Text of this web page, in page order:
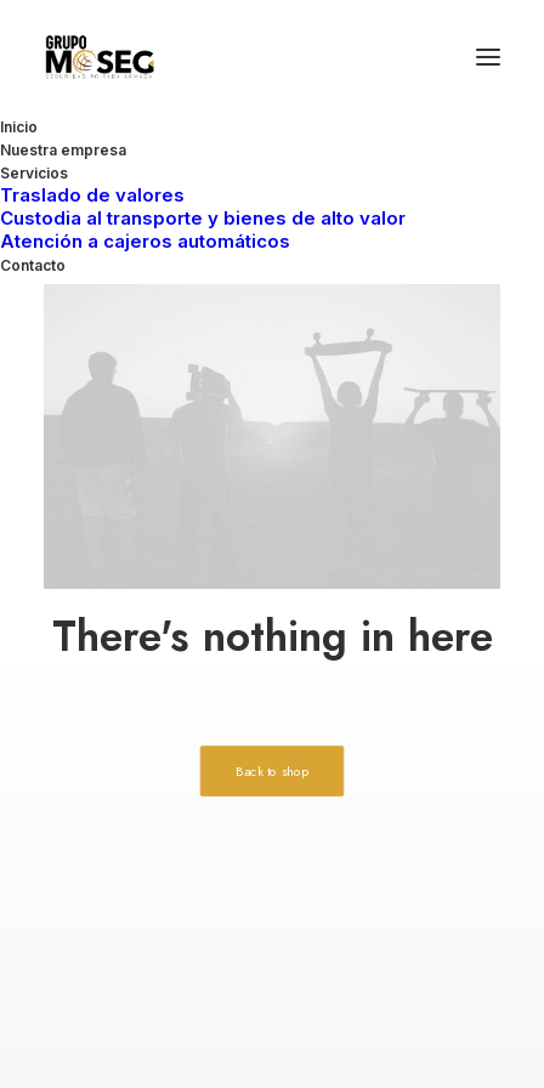
Inicio
Nuestra empresa
Servicios
Traslado de valores
Custodia al transporte y bienes de alto valor
Atención a cajeros automáticos
Contacto
There's nothing in here
Back to shop